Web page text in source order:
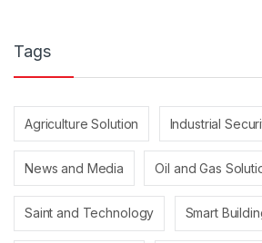
Tags
Agriculture Solution Industrial
News and Media Oil and Gas
Saint and Technology Smart